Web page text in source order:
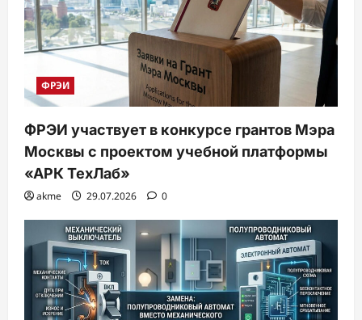
ФРЭИ
ФРЭИ участвует в конкурсе грантов Мэра
Москвы с проектом учебной платформы
«АРК ТехЛаб»
akme 29.07.2026 0